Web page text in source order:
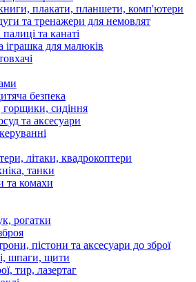
плакати, планшети, комп'ютери
та тренажери для немовлят
та канаті
іграшка для малюків
безпека
сидіння
та аксесуари
літаки, квадрокоптери
танки
та комахи
рогатки
пістони та аксесуари до зброї
шпаги, щити
тир, лазертаг